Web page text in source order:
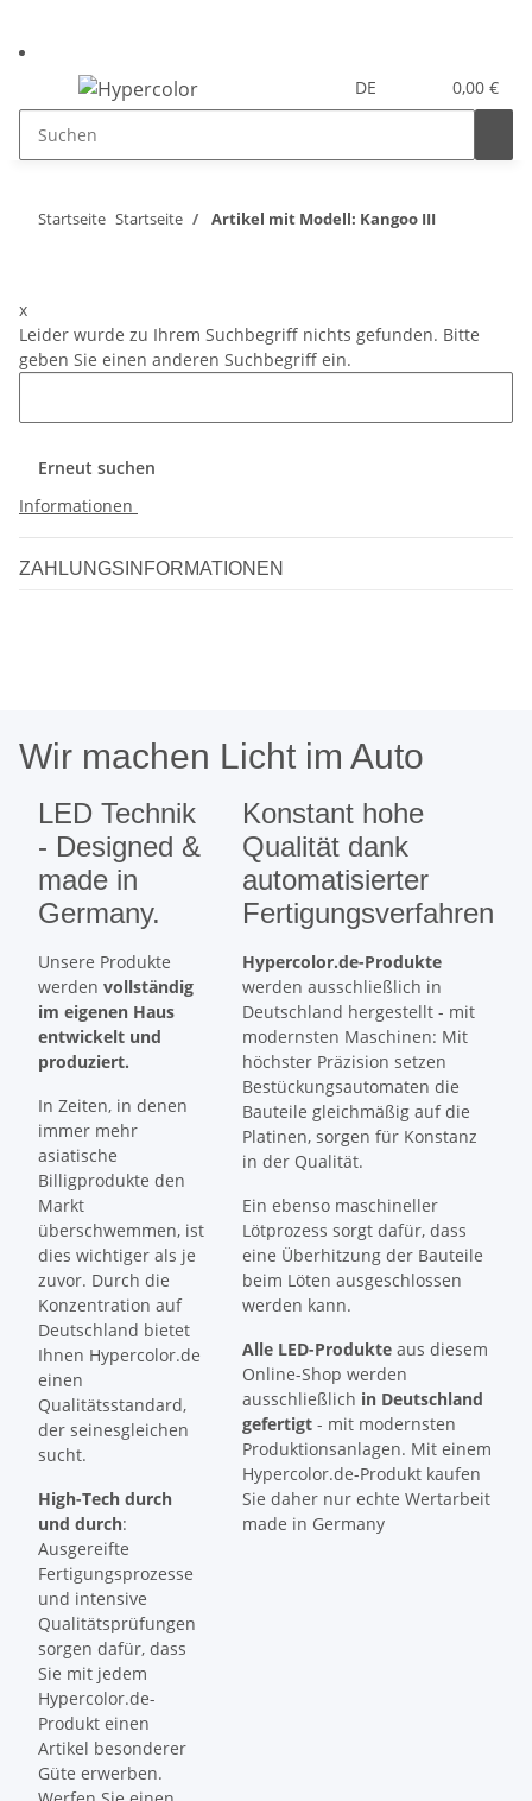
DE 0,00 €
Startseite Startseite Artikel mit Modell: Kangoo III
x
Leider wurde zu Ihrem Suchbegriff nichts gefunden. Bitte
geben Sie einen anderen Suchbegriff ein.
Erneut suchen
Informationen
ZAHLUNGSINFORMATIONEN
Wir machen Licht im Auto
LED Technik
- Designed &
made in
Germany.
Unsere Produkte
werden vollständig
im eigenen Haus
entwickelt und
produziert.
In Zeiten, in denen
immer mehr
asiatische
Billigprodukte den
Markt
überschwemmen, ist
dies wichtiger als je
zuvor. Durch die
Konzentration auf
Deutschland bietet
Ihnen Hypercolor.de
einen
Qualitätsstandard,
der seinesgleichen
sucht.
High-Tech durch
und durch:
Ausgereifte
Fertigungsprozesse
und intensive
Qualitätsprüfungen
sorgen dafür, dass
Sie mit jedem
Hypercolor.de-
Produkt einen
Artikel besonderer
Güte erwerben.
Konstant hohe
Qualität dank
automatisierter
Fertigungsverfahren
Hypercolor.de-Produkte
werden ausschließlich in
Deutschland hergestellt - mit
modernsten Maschinen: Mit
höchster Präzision setzen
Bestückungsautomaten die
Bauteile gleichmäßig auf die
Platinen, sorgen für Konstanz
in der Qualität.
Ein ebenso maschineller
Lötprozess sorgt dafür, dass
eine Überhitzung der Bauteile
beim Löten ausgeschlossen
werden kann.
Alle LED-Produkte aus diesem
Online-Shop werden
ausschließlich in Deutschland
gefertigt - mit modernsten
Produktionsanlagen. Mit einem
Hypercolor.de-Produkt kaufen
Sie daher nur echte Wertarbeit
made in Germany